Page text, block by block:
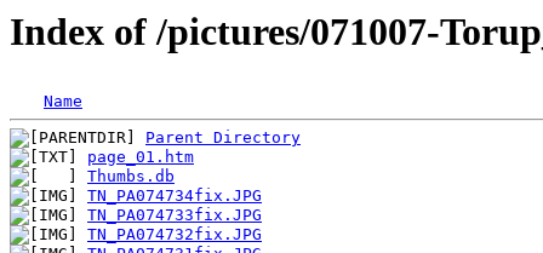
Index of /pictures/071007-
Name
Parent Directory
page_01.htm
Thumbs.db
TN_PA074734fix.JPG
TN_PA074733fix.JPG
TN_PA074732fix.JPG